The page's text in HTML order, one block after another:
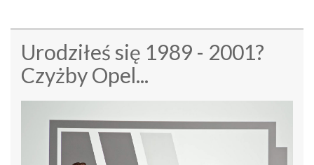
Urodziłeś się 1989 - 2001?
Czyżby Opel...